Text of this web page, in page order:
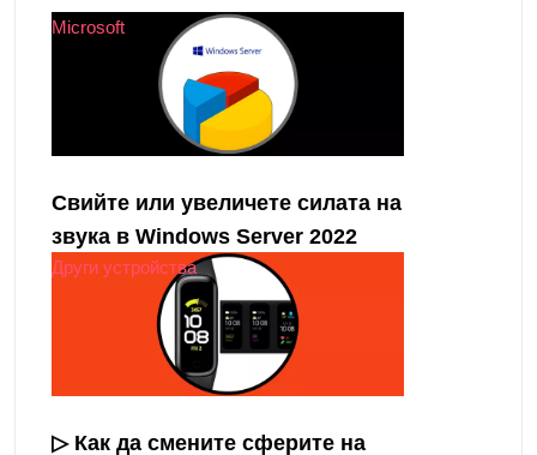
Microsoft
Свийте или увеличете силата на
звука в Windows Server 2022
Други устройства
▷ Как да смените сферите на